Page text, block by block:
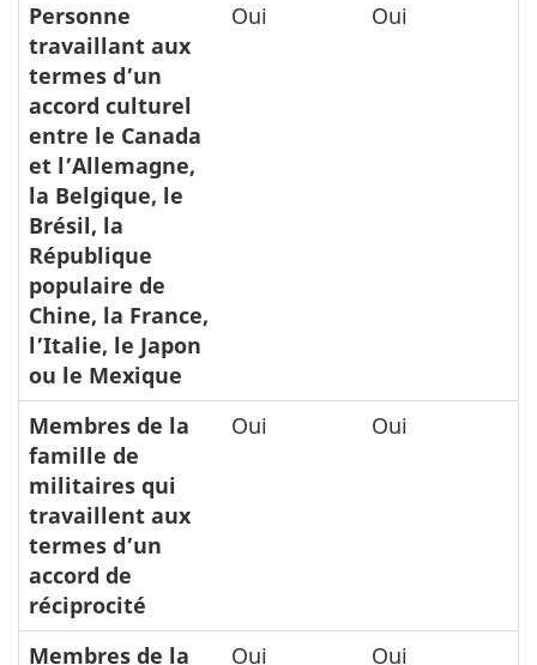
Personne
travaillant aux
termes d’un
accord culturel
entre le Canada
et l’Allemagne,
la Belgique, le
Brésil, la
République
populaire de
Chine, la France,
l’Italie, le Japon
ou le Mexique
Oui Oui
Membres de la
famille de
militaires qui
travaillent aux
termes d’un
accord de
réciprocité
Oui Oui
Membres de la Oui Oui